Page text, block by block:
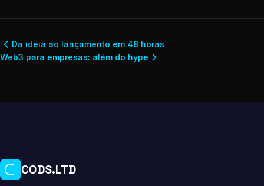
Da ideia ao lançamento em 48 horas
Web3 para empresas: além do hype
CODS.LTD